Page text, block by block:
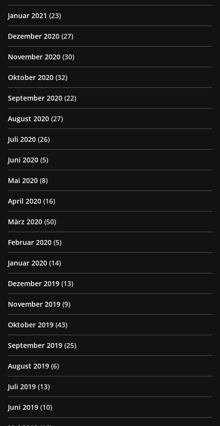
Januar 2021 (23)
Dezember 2020 (27)
November 2020 (30)
Oktober 2020 (32)
September 2020 (22)
August 2020 (27)
Juli 2020 (26)
Juni 2020 (5)
Mai 2020 (8)
April 2020 (16)
März 2020 (50)
Februar 2020 (5)
Januar 2020 (14)
Dezember 2019 (13)
November 2019 (9)
Oktober 2019 (43)
September 2019 (25)
August 2019 (6)
Juli 2019 (13)
Juni 2019 (10)